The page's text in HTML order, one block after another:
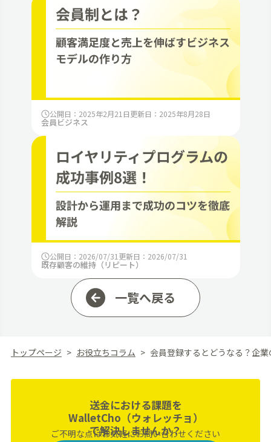
公開日：2025年2月21日更新日：2025年8月28日
会員ビジネス
公開日：2026/07/31 更新日：2026/07/31
既存顧客の維持（リピート）
一覧へ戻る
トップページ お役立ちコラム 会員登録するとどうなる？企
送金における課題を
WalletCho（ウォレッチョ）
で解決しませんか？
ご不明な点はお気軽にお問い合わせください